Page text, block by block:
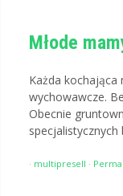
Młode
Każda
wychowawcze.
Obecnie
· multipresell ·